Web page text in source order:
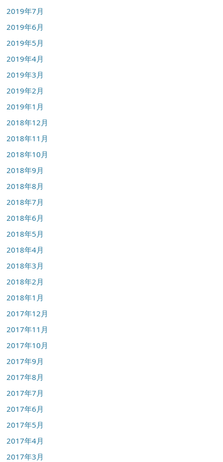
2019年7月
2019年6月
2019年5月
2019年4月
2019年3月
2019年2月
2019年1月
2018年12月
2018年11月
2018年10月
2018年9月
2018年8月
2018年7月
2018年6月
2018年5月
2018年4月
2018年3月
2018年2月
2018年1月
2017年12月
2017年11月
2017年10月
2017年9月
2017年8月
2017年7月
2017年6月
2017年5月
2017年4月
2017年3月